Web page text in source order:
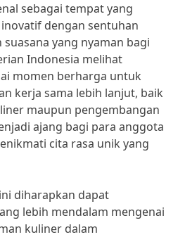
sebagai tempat yang
dengan sentuhan
yang nyaman bagi
Indonesia melihat
momen berharga untuk
kerja sama lebih lanjut, baik
maupun pengembangan
ajang bagi para anggota
cita rasa unik yang
diharapkan dapat
lebih mendalam mengenai
kuliner dalam